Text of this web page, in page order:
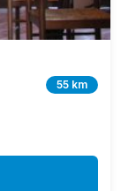
55 km